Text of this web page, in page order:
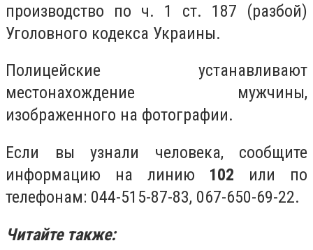
производство по ч. 1 ст. 187 (разбой)
Уголовного кодекса Украины.
Полицейские устанавливают
местонахождение мужчины,
изображенного на фотографии.
Если вы узнали человека, сообщите
информацию на линию 102 или по
телефонам: 044-515-87-83, 067-650-69-22.
Читайте также: